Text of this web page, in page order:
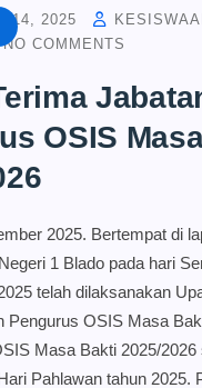
14, 2025
COMMENTS
OSIS
2025. Bertempat di
1 Blado pada hari
telah dilaksanakan
Pengurus OSIS Masa
Masa Bakti 2025/2026
Pahlawan tahun 2025.